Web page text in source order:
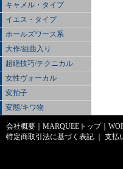
キャメル・タイプ
イエス・タイプ
ホールズワース系
大作/組曲入り
超絶技巧/テクニカル
女性ヴォーカル
変拍子
変態/キワ物
会社概要 MARQUEEトップ｜
特定商取引法に基づく表記
支払